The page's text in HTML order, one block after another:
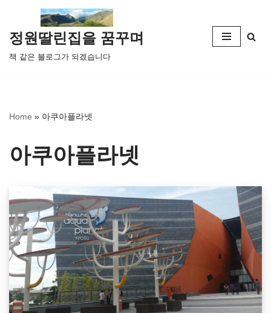
콘
텐
츠
뛰
정원딸린집을 꿈꾸며
책 같은 블로그가 되겠습니다
Home » 아쿠아플라넷
아쿠아플라넷